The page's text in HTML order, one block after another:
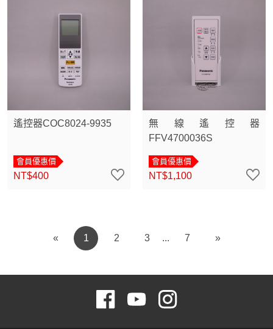
遙控器COC8024-9935
會員優惠價
NT$400
無線遙控器
FFV4700036S
會員優惠價
NT$1,100
« 1 2 3 7 »